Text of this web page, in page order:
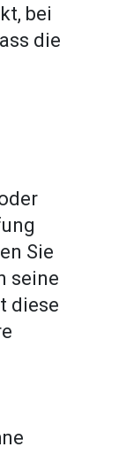
bei
die
Sie
seine
diese